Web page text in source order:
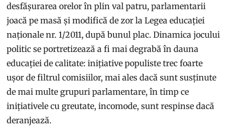
desfășurarea orelor în plin val patru, parlamentarii
joacă pe masă și modifică de zor la Legea educației
naționale nr. 1/2011, după bunul plac. Dinamica jocului
politic se portretizează a fi mai degrabă în dauna
educației de calitate: inițiative populiste trec foarte
ușor de filtrul comisiilor, mai ales dacă sunt susținute
de mai multe grupuri parlamentare, în timp ce
inițiativele cu greutate, incomode, sunt respinse dacă
deranjează.